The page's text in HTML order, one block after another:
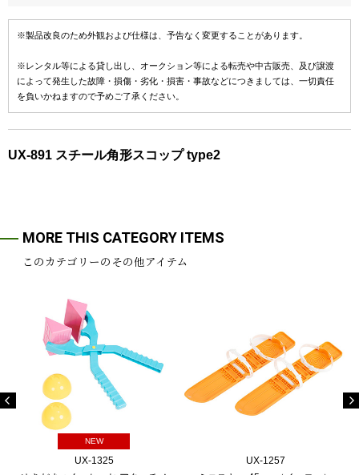
※製品改良のため外観および仕様は、予告なく変更することがあります。
※レンタル等による貸し出し、オークション等による転売や中古販売、及び譲渡
によって発生した故障・損傷・劣化・損害・事故などにつきましては、一切責任
を負いかねますので予めご了承ください。
UX-891 スチール角形スコップ type2
MORE THIS CATEGORY ITEMS
このカテゴリーのその他アイテム
NEW
UX-1325
UX-1257